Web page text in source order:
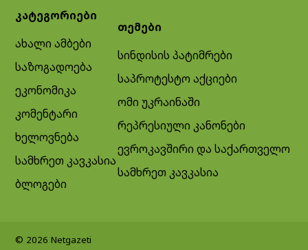
კატეგორიები
ახალი ამბები
საზოგადოება
ეკონომიკა
კომენტარი
ხელოვნება
სამხრეთ კავკასია
ბლოგები
თემები
სინდისის პატიმრები
საპროტესტო აქციები
ომი უკრაინაში
რეპრესიული კანონები
ევროკავშირი და საქართველო
სამხრეთ კავკასია
© 2026 Netgazeti